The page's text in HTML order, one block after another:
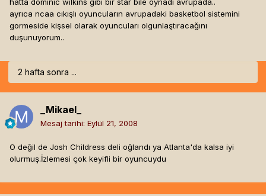
hatta dominic wilkins gibi bir star bile oynadı avrupada..
ayrıca ncaa cıkışlı oyuncuların avrupadaki basketbol sistemini
gormeside kişsel olarak oyuncuları olgunlaştıracağını
duşunuyorum..
2 hafta sonra ...
_Mikael_
Mesaj tarihi: Eylül 21, 2008
O değil de Josh Childress deli oğlandı ya Atlanta'da kalsa iyi
olurmuş.İzlemesi çok keyifli bir oyuncuydu